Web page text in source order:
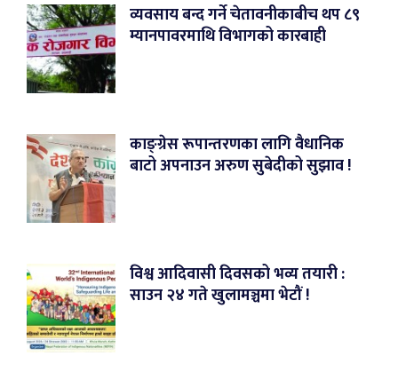
व्यवसाय बन्द गर्ने चेतावनीकाबीच थप ८९
म्यानपावरमाथि विभागको कारबाही
काङ्ग्रेस रूपान्तरणका लागि वैधानिक
बाटो अपनाउन अरुण सुबेदीको सुझाव !
विश्व आदिवासी दिवसको भव्य तयारी :
साउन २४ गते खुलामञ्चमा भेटौं !